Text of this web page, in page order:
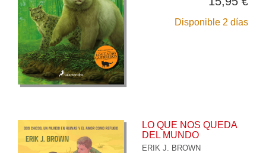
Disponible 2 días
LO QUE NOS QUEDA
DEL MUNDO
ERIK J. BROWN